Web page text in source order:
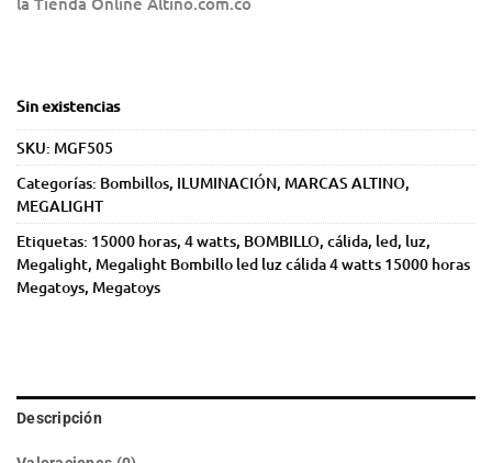
Sin existencias
SKU: MGF505
Categorías: Bombillos, ILUMINACIÓN, MARCAS ALTINO,
MEGALIGHT
Etiquetas: 15000 horas, 4 watts, BOMBILLO, cálida, led, luz,
Megalight, Megalight Bombillo led luz cálida 4 watts 15000 horas
Megatoys, Megatoys
Descripción